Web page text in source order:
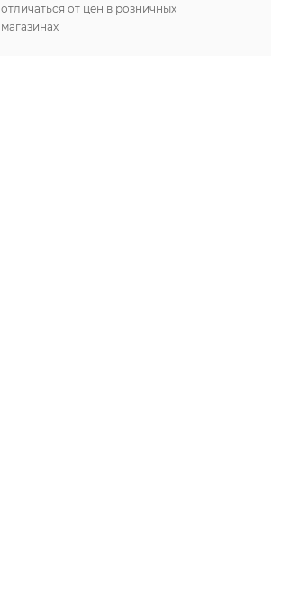
отличаться от цен в розничных
магазинах